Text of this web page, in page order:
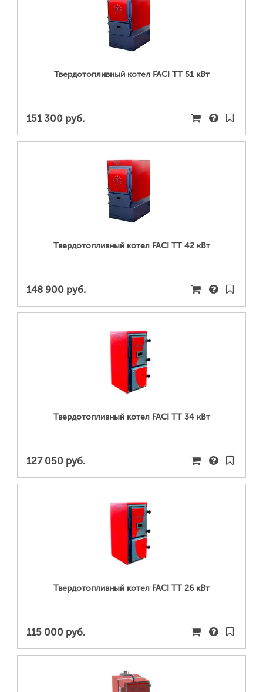
ПОДРОБНЕЕ...
Твердотопливный котел FACI TT 51 кВт
151 300 руб.
ПОДРОБНЕЕ...
Твердотопливный котел FACI TT 42 кВт
148 900 руб.
ПОДРОБНЕЕ...
Твердотопливный котел FACI TT 34 кВт
127 050 руб.
ПОДРОБНЕЕ...
Твердотопливный котел FACI TT 26 кВт
115 000 руб.